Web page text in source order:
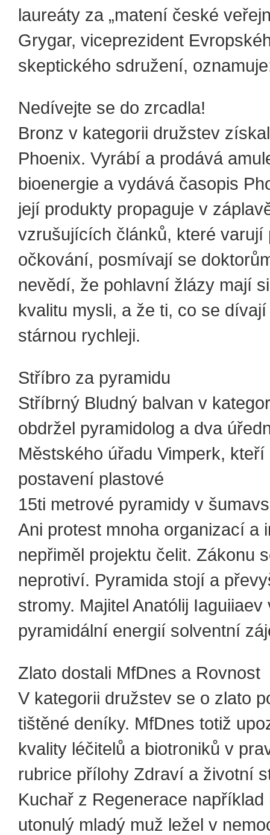
laureáty za „matení české
Grygar, viceprezident
skeptického sdružení,
Nedívejte se do zrcadla!
Bronz v kategorii družstev
Phoenix. Vyrábí a prodává
bioenergie a vydává časopis
její produkty propaguje v
vzrušujících článků, které varují
očkování, posmívají se
nevědí, že pohlavní žlázy mají
kvalitu mysli, a že ti, co se
stárnou rychleji.
Stříbro za pyramidu
Stříbrný Bludný balvan v
obdržel pyramidolog a dva
Městského úřadu Vimperk, kteří
postavení plastové
15ti metrové pyramidy v
Ani protest mnoha organizací a
nepřiměl projektu čelit. Zákonu
neprotiví. Pyramida stojí a
stromy. Majitel Anatólij
pyramidální energií solventní
Zlato dostali MfDnes a Rovnost
V kategorii družstev se o zlato
tištěné deníky. MfDnes totiž
kvality léčitelů a biotroniků v
rubrice přílohy Zdraví a životní
Kuchař z Regenerace
utonulý mladý muž ležel v